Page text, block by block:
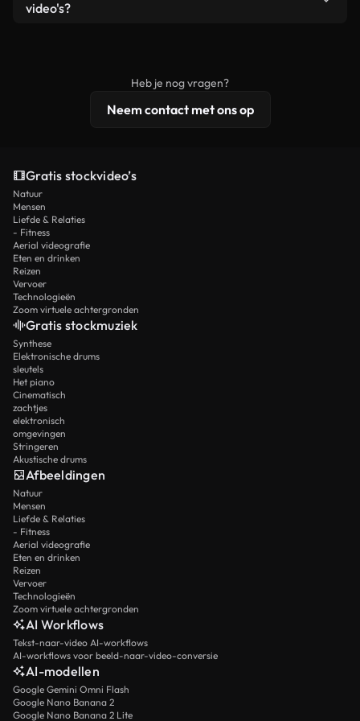
remixen. Zorg er wel voor dat het eindproduct
video's?
licentiebescherming omvat.
Heb je nog vragen?
Neem contact met ons op
Gratis stockvideo’s
Natuur
Mensen
Liefde & Relaties
- Fitness
Aerial videografie
Eten en drinken
Reizen
Vervoer
Technologieën
Zoom virtuele achtergronden
Gratis stockmuziek
Synthese
Elektronische drums
sleutels
Het piano
Cinematisch
zachtjes
elektronisch
omgevingen
Stringeren
Akustische drums
Afbeeldingen
Natuur
Mensen
Liefde & Relaties
- Fitness
Aerial videografie
Eten en drinken
Reizen
Vervoer
Technologieën
Zoom virtuele achtergronden
AI Workflows
Tekst-naar-video AI-workflows
AI-workflows voor beeld-naar-video-conversie
AI-modellen
Google Gemini Omni Flash
Google Nano Banana 2
Google Nano Banana 2 Lite